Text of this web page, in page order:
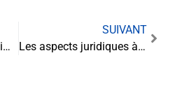
Contestation de crédit immobilier : comment agir en cas de litige ?
SUIVANT
Les aspects juridiques à maîtriser lors de la reprise d’une entreprise